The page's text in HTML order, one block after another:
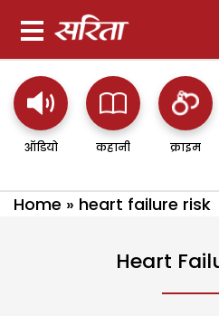
ऑडियो कहानी क्राइम
Home » heart failure risk
Heart